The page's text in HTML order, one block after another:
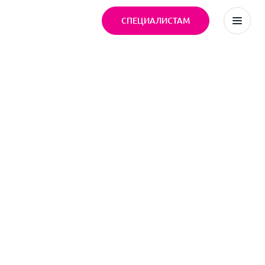
СПЕЦИАЛИСТАМ